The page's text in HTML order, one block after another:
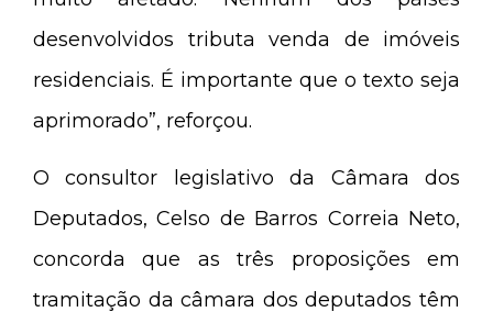
desenvolvidos tributa venda de imóveis
residenciais. É importante que o texto seja
aprimorado”, reforçou.
O consultor legislativo da Câmara dos
Deputados, Celso de Barros Correia Neto,
concorda que as três proposições em
tramitação da câmara dos deputados têm